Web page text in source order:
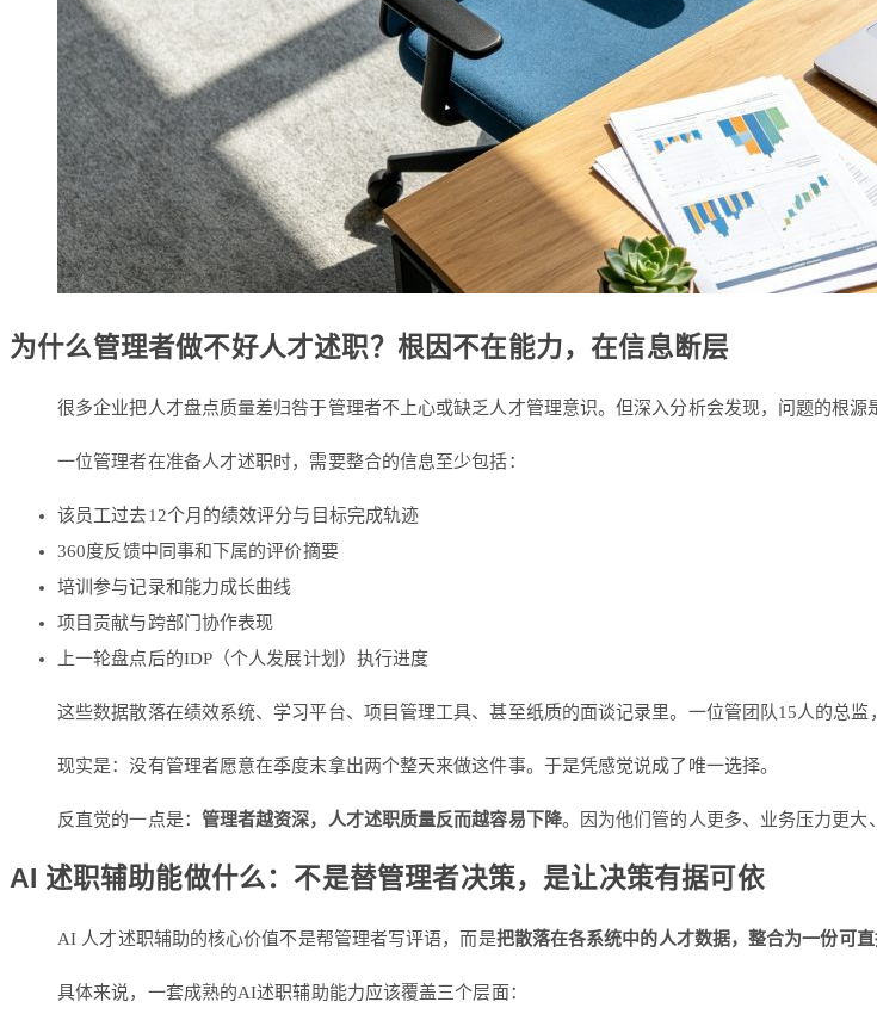
为什么管理者做不好人才述职？根因不在能力，在信息断层
很多企业把人才盘点质量差归咎于管理者不上心或缺乏人才管理意识。但深入分析会发现，问题的根源
一位管理者在准备人才述职时，需要整合的信息至少包括：
该员工过去12个月的绩效评分与目标完成轨迹
360度反馈中同事和下属的评价摘要
培训参与记录和能力成长曲线
项目贡献与跨部门协作表现
上一轮盘点后的IDP（个人发展计划）执行进度
这些数据散落在绩效系统、学习平台、项目管理工具、甚至纸质的面谈记录里。一位管团队15人的总
现实是：没有管理者愿意在季度末拿出两个整天来做这件事。于是凭感觉说成了唯一选择。
反直觉的一点是： 管理者越资深，人才述职质量反而越容易下降。因为他们管的人更多、业务压力更大
AI 述职辅助能做什么：不是替管理者决策，是让决策有据可依
AI 人才述职辅助的核心价值不是帮管理者写评语，而是把散落在各系统中的人才数据，整合为一份可
具体来说，一套成熟的AI述职辅助能力应该覆盖三个层面：